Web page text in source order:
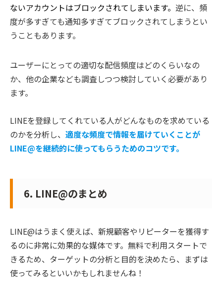
ないアカウントはブロックされてしまいます。 逆に、頻
度が多すぎても通知多すぎてブロックされてしまうとい
うこともあります。
ユーザーにとっての適切な配信頻度はどのくらいなの
か、他の企業なども調査しつつ検討していく必要があり
ます。
LINEを登録してくれている人がどんなものを求めている
のかを分析し、 適度な頻度で情報を届けていくことが
LINE@を継続的に使ってもらうためのコツです。
6. LINE@のまとめ
LINE@はうまく使えば、新規顧客やリピーターを獲得す
るのに非常に効果的な媒体です。無料で利用スタートで
きるため、ターゲットの分析と目的を決めたら、まずは
使ってみるといいかもしれませんね！